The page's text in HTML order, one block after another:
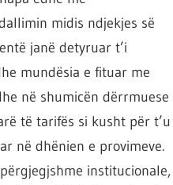
midis ndjekjes së
janë detyruar t’i
mundësia e fituar me
në shumicën dërrmuese
të tarifës si kusht për t’u
në dhënien e provimeve.
institucionale,